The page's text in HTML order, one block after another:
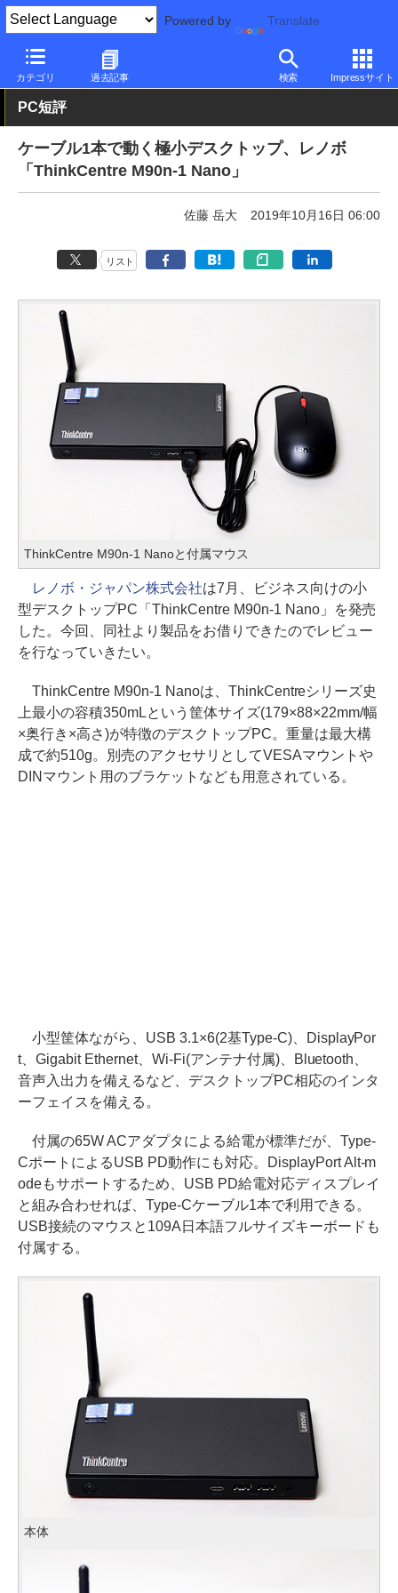
Powered by Translate
カテゴリ 過去記事 検索 Impressサイト
PC Watch パソコン/タブレット/スマートフォン NUC/小型パソコ
PC短評
ケーブル1本で動く極小デスクトップ、レノボ
「ThinkCentre M90n-1 Nano」
佐藤 岳大 2019年10月16日 06:00
リスト
ThinkCentre M90n-1 Nanoと付属マウス
レノボ・ジャパン株式会社は7月、ビジネス向けの小
型デスクトップPC「ThinkCentre M90n-1 Nano」を発売
した。今回、同社より製品をお借りできたのでレビュー
を行なっていきたい。
ThinkCentre M90n-1 Nanoは、ThinkCentreシリーズ史
上最小の容積350mLという筐体サイズ(179×88×22mm/幅
×奥行き×高さ)が特徴のデスクトップPC。重量は最大構
成で約510g。別売のアクセサリとしてVESAマウントや
DINマウント用のブラケットなども用意されている。
小型筐体ながら、USB 3.1×6(2基Type-C)、DisplayPor
t、Gigabit Ethernet、Wi-Fi(アンテナ付属)、Bluetooth、
音声入出力を備えるなど、デスクトップPC相応のインタ
ーフェイスを備える。
付属の65W ACアダプタによる給電が標準だが、Type-
CポートによるUSB PD動作にも対応。DisplayPort Alt-m
odeもサポートするため、USB PD給電対応ディスプレイ
と組み合わせれば、Type-Cケーブル1本で利用できる。
USB接続のマウスと109A日本語フルサイズキーボードも
付属する。
本体